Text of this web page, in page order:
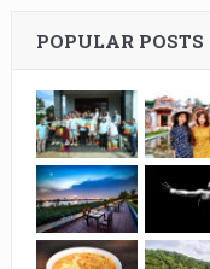
POPULAR POSTS